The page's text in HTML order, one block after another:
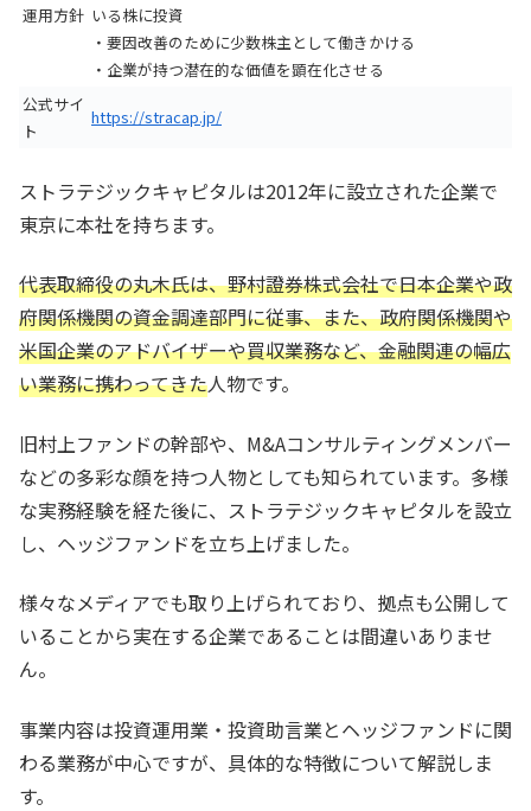
運用方針 いる株に投資
・要因改善のために少数株主として働きかける
・企業が持つ潜在的な価値を顕在化させる
公式サイ
ト
https://stracap.jp/
ストラテジックキャピタルは2012年に設立された企業で
東京に本社を持ちます。
代表取締役の丸木氏は、野村證券株式会社で日本企業や政
府関係機関の資金調達部門に従事、また、政府関係機関や
米国企業のアドバイザーや買収業務など、金融関連の幅広
い業務に携わってきた人物です。
旧村上ファンドの幹部や、M&Aコンサルティングメンバー
などの多彩な顔を持つ人物としても知られています。多様
な実務経験を経た後に、ストラテジックキャピタルを設立
し、ヘッジファンドを立ち上げました。
様々なメディアでも取り上げられており、拠点も公開して
いることから実在する企業であることは間違いありませ
ん。
事業内容は投資運用業・投資助言業とヘッジファンドに関
わる業務が中心ですが、具体的な特徴について解説しま
す。